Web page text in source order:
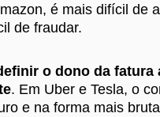
é mais difícil de
de fraudar.
o dono da fatura
. Em Uber e Tesla, o
e na forma mais